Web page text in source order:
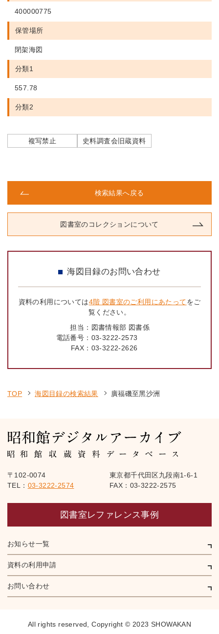
400000775
保管場所
閉架海図
分類1
557.78
分類2
複写禁止 史料調査会旧蔵資料
検索結果へ戻る
図書室のコレクションについて
海図目録のお問い合わせ
資料の利用については4階 図書室のご利用にあたってをご
覧ください。
担当： 図書情報部 図書係
電話番号： 03-3222-2573
FAX： 03-3222-2626
TOP 海図目録の検索結果 廣福磯至黑沙洲
〒102-0074
東京都千代田区九段南1-6-1
TEL： 03-3222-2574 FAX：03-3222-2575
図書室レファレンス事例
お知らせ一覧
資料の利用申請
お問い合わせ
All rights reserved,Copyright © 2023 SHOWAKAN